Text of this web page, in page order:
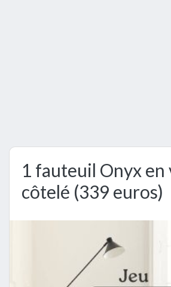
1 fauteuil Onyx en
côtelé (339 euros)